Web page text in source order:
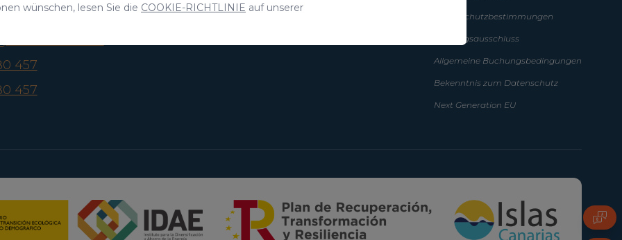
457
457
Datenschutzbestimmungen
Haftungsausschluss
Allgemeine Buchungsbedingungen
Bekenntnis zum Datenschutz
Next Generation EU
wünschen, lesen Sie die COOKIE-RICHTLINIE auf unserer